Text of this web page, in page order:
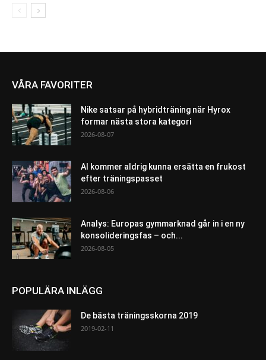
VÅRA FAVORITER
Nike satsar på hybridträning när Hyrox
formar nästa stora kategori
2026-08-07
AI kommer aldrig kunna ersätta en frukost
efter träningspasset
2026-08-06
Analys: Europas gymmarknad går in i en ny
konsolideringsfas – och...
2026-08-05
POPULÄRA INLÄGG
De bästa träningsskorna 2019
2019-02-11